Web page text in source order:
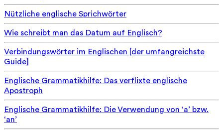
Nützliche englische Sprichwörter
Wie schreibt man das Datum auf Englisch?
Verbindungswörter im Englischen [der umfangreichste
Guide]
Englische Grammatikhilfe: Das verflixte englische
Apostroph
Englische Grammatikhilfe: Die Verwendung von ‘a’ bzw.
‘an’